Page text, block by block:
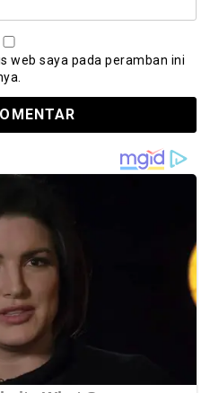
web saya pada peramban ini